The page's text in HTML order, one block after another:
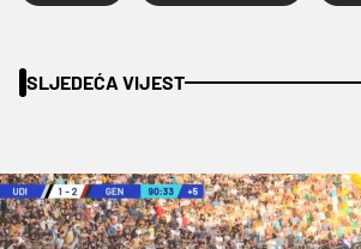
SLJEDEĆA VIJEST